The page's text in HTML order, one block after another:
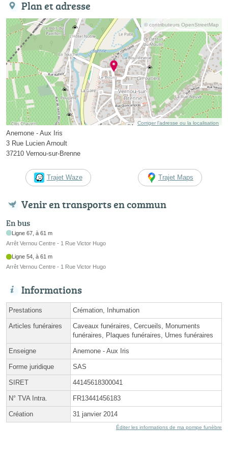
Plan et adresse
© contributeurs OpenStreetMap
Corriger l’adresse ou la localisation
Anemone - Aux Iris
3 Rue Lucien Arnoult
37210 Vernou-sur-Brenne
Trajet Waze Trajet Maps
Venir en transports en commun
En bus
Ligne 67, à 61 m
Arrêt Vernou Centre - 1 Rue Victor Hugo
Ligne 54, à 61 m
Arrêt Vernou Centre - 1 Rue Victor Hugo
Informations
Prestations Crémation, Inhumation
Articles funéraires
Caveaux funéraires, Cercueils, Monuments
funéraires, Plaques funéraires, Urnes funéraires
Enseigne Anemone - Aux Iris
Forme juridique SAS
SIRET 44145618300041
N° TVA Intra. FR13441456183
Création 31 janvier 2014
Éditer les informations de ma pompe funèbre